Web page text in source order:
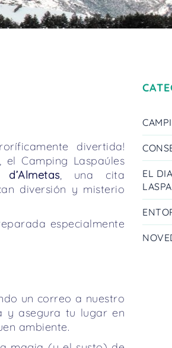
divertida!
, el Camping Laspaúles
, una cita
diversión y misterio
especialmente
un correo a nuestro
y asegura tu lugar en
ambiente.
EL